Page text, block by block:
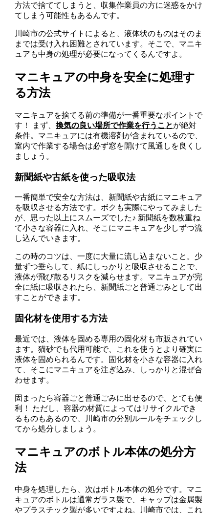
方法で捨ててしまうと、収集作業員の方に迷惑をかけ
てしまう可能性もあるんです。
川崎市の公式サイトによると、液体状のものはそのま
までは受け入れ困難とされています。そこで、マニキ
ュアも中身の処理が必要になってくるんですよ。
マニキュアの中身を安全に処理す
る方法
マニキュアを捨てる前の準備が一番重要なポイントで
す！ まず、換気の良い場所で作業を行うことが絶対
条件。マニキュアには有機溶剤が含まれているので、
室内で作業する場合は必ず窓を開けて風通しを良くし
ましょう。
新聞紙や古紙を使った吸収法
一番簡単で安全な方法は、新聞紙や古紙にマニキュア
を吸収させる方法です。ボクも実際にやってみました
が、思った以上にスムーズでした♪ 新聞紙を数枚重ね
て小さな容器に入れ、そこにマニキュアを少しずつ流
し込んでいきます。
この時のコツは、一度に大量に流し込まないこと。少
量ずつ垂らして、紙にしっかりと吸収させることで、
液体が飛び散るリスクを減らせます。マニキュアが完
全に紙に吸収されたら、新聞紙ごと普通ごみとして出
すことができます。
固化材を使用する方法
最近では、液体を固める専用の固化材も市販されてい
ます。猫砂でも代用可能で、これを使うとより確実に
液体を固められるんです。固化材を小さな容器に入れ
て、そこにマニキュアを注ぎ込み、しっかりと混ぜ合
わせます。
固まったら容器ごと普通ごみに出せるので、とても便
利！ ただし、容器の材質によってはリサイクルでき
るものもあるので、川崎市の分別ルールをチェックし
てから処分しましょう。
マニキュアのボトル本体の処分方
法
中身を処理したら、次はボトル本体の処分です。マニ
キュアのボトルは通常ガラス製で、キャップは金属製
やプラスチック製が多いですよね。川崎市では、これ